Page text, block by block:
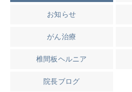
お知らせ
がん治療
椎間板ヘルニア
院長ブログ